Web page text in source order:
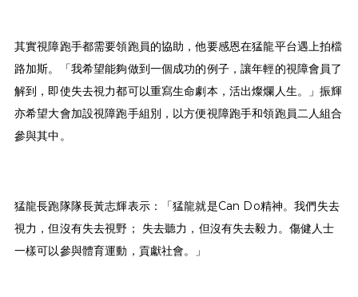
其實視障跑手都需要領跑員的協助，他要感恩在猛龍平台遇上拍檔
路加斯。「我希望能夠做到一個成功的例子，讓年輕的視障會員了
解到，即使失去視力都可以重寫生命劇本，活出燦爛人生。」振輝
亦希望大會加設視障跑手組別，以方便視障跑手和領跑員二人組合
參與其中。
猛龍長跑隊隊長黃志輝表示：「猛龍就是Can Do精神。我們失去
視力，但沒有失去視野； 失去聽力，但沒有失去毅力。傷健人士
一樣可以參與體育運動，貢獻社會。」